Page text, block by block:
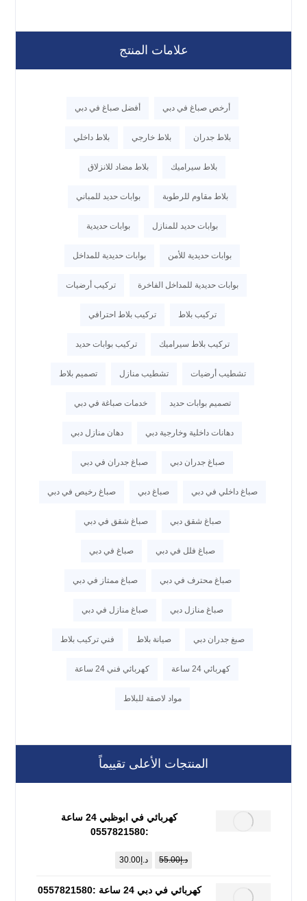
علامات المنتج
أرخص صباغ في دبي أفضل صباغ في دبي
بلاط جدران بلاط خارجي بلاط داخلي
بلاط سيراميك بلاط مضاد للانزلاق
بلاط مقاوم للرطوبة بوابات حديد للمباني
بوابات حديد للمنازل بوابات حديدية
بوابات حديدية للأمن بوابات حديدية للمداخل
بوابات حديدية للمداخل الفاخرة تركيب أرضيات
تركيب بلاط تركيب بلاط احترافي
تركيب بلاط سيراميك تركيب بوابات حديد
تشطيب أرضيات تشطيب منازل تصميم بلاط
تصميم بوابات حديد خدمات صباغة في دبي
دهانات داخلية وخارجية دبي دهان منازل دبي
صباغ جدران دبي صباغ جدران في دبي
صباغ داخلي في دبي صباغ دبي صباغ رخيص في دبي
صباغ شقق دبي صباغ شقق في دبي
صباغ فلل في دبي صباغ في دبي
صباغ محترف في دبي صباغ ممتاز في دبي
صباغ منازل دبي صباغ منازل في دبي
صبغ جدران دبي صيانة بلاط فني تركيب بلاط
كهربائي 24 ساعة كهربائي فني 24 ساعة
مواد لاصقة للبلاط
المنتجات الأعلى تقييماً
كهربائي في ابوظبي 24 ساعة
:0557821580
د.إ55.00 د.إ 30.00
كهربائي في دبي 24 ساعة :0557821580